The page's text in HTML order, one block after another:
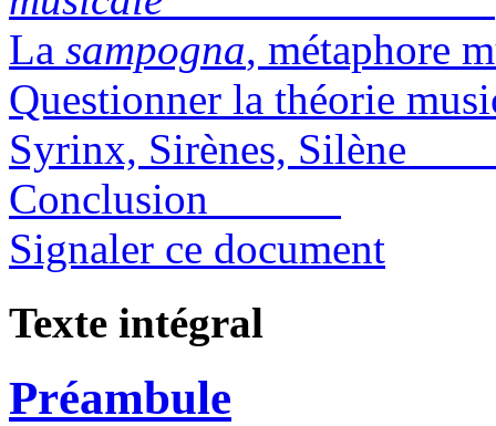
La sampogna,
Questionner la
Syrinx, Sirènes,
Conclusion
Signaler ce document
Texte intégral
Préambule